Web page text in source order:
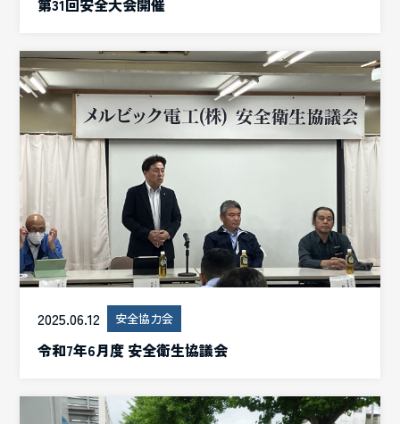
第31回安全大会開催
2025.06.12 安全協力会
令和7年6月度 安全衛生協議会